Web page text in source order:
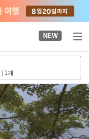
NEW
| 1개